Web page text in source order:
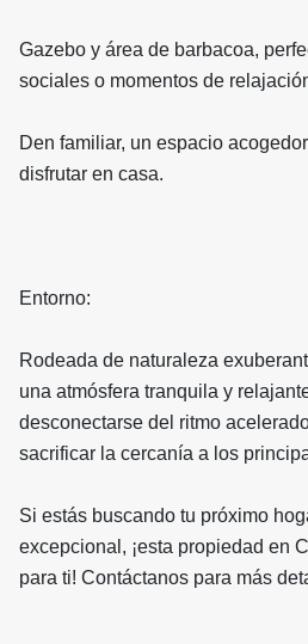
Gazebo y área de barbacoa,
sociales o momentos de
Den familiar, un espacio
disfrutar en casa.
Entorno:
Rodeada de naturaleza
una atmósfera tranquila y
desconectarse del ritmo
sacrificar la cercanía a los
Si estás buscando tu próximo
excepcional, ¡esta propiedad en
para ti! Contáctanos para más